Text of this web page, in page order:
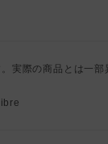
実際の商品とは一